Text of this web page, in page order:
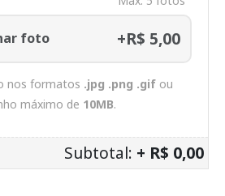
foto +R$ 5,00
nos formatos .jpg .png .gif ou
máximo de 10MB.
Subtotal: + R$ 0,00